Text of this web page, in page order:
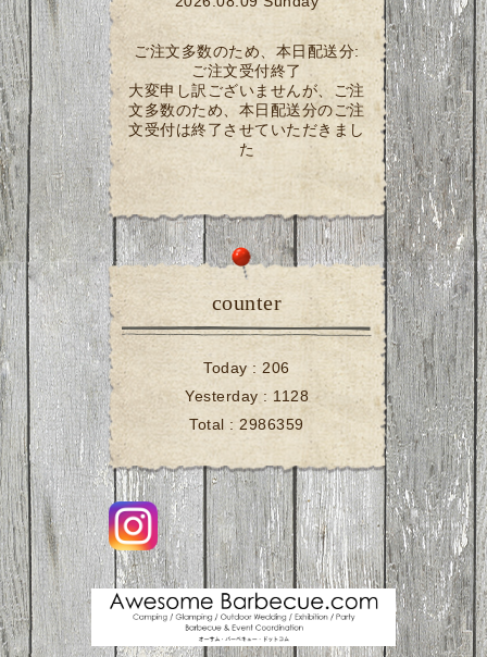
ご注文多数のため、本日配送分:
ご注文受付終了
大変申し訳ございませんが、ご注
文多数のため、本日配送分のご注
文受付は終了させていただきまし
た
counter
Today :206
Yesterday : 1128
Total :2986359